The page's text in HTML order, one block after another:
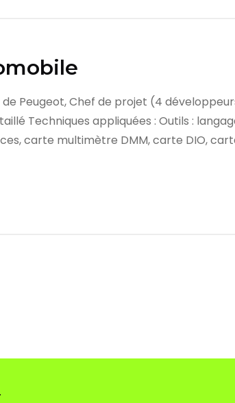
Peugeot, Chef de projet (4
Techniques appliquées : Outils :
carte multimètre DMM, carte DIO,